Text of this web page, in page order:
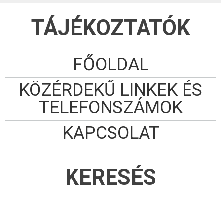
TÁJÉKOZTATÓK
FŐOLDAL
KÖZÉRDEKŰ LINKEK ÉS
TELEFONSZÁMOK
KAPCSOLAT
KERESÉS